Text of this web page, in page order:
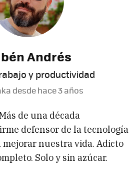
Andrés
y productividad
desdehace 3 años
de una década
defensor de la tecnología
mejorar nuestra vida. Adicto
Solo y sin azúcar.